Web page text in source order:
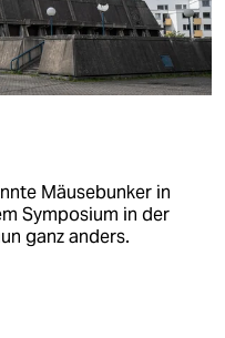
Mäusebunker in
Symposium in der
ganz anders.